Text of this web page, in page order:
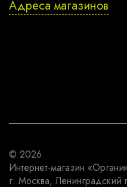
Адреса магазинов
© 2026
Интернет-магазин
г. Москва, Ленинградский